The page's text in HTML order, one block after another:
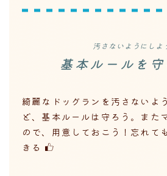
汚さないようにしよ
基本ルールを守
綺麗なドッグランを汚さないよ
ど、基本ルールは守ろう。また
ので、用意しておこう！忘れて
きる